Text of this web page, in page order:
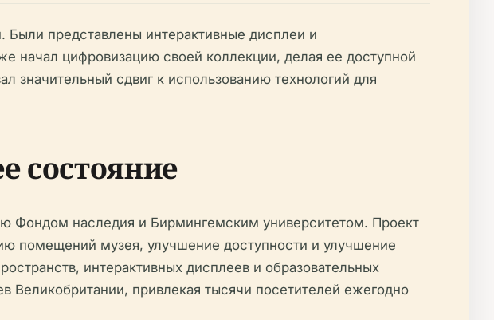
Были представлены интерактивные дисплеи и
начал цифровизацию своей коллекции, делая ее доступной
значительный сдвиг к использованию технологий для
состояние
Фондом наследия и Бирмингемским университетом. Проект
помещений музея, улучшение доступности и улучшение
интерактивных дисплеев и образовательных
Великобритании, привлекая тысячи посетителей ежегодно